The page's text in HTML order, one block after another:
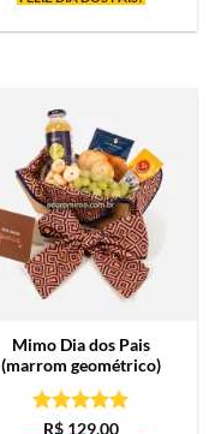
Mimo Dia dos Pais
(marrom geométrico)
Avaliação5
R$129,00